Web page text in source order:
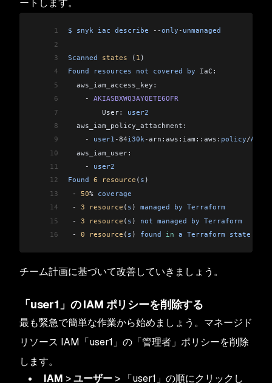
ートします。
1 $ snyk iac describe --only - unmanaged
2
3
Scanned states ( 1 )
4
Found resources not covered by IaC:
5
  aws_iam_access_key:
6
    -
AKIASBXWQ3AYQETE6OFR
7
        User:
user2
8
  aws_iam_policy_attachment:
9
    -
user1 -84i30k-arn:aws:iam::aws: policy/
10
  aws_iam_user:
11
    -
user2
12
Found 6 resource ( s )
13
- 50% coverage
14
- 3 resource ( s ) managed by Terraform
15
- 3 resource ( s ) not managed by Terraform
16
- 0 resource ( s ) found in a Terraform state
チーム計画に基づいて改善していきましょう。
「user1」の IAM ポリシーを削除する
最も緊急で簡単な作業から始めましょう。マネージド
リソース IAM「user1」の「管理者」ポリシーを削除
します。
IAM >ユーザー > 「user1」の順にクリックし